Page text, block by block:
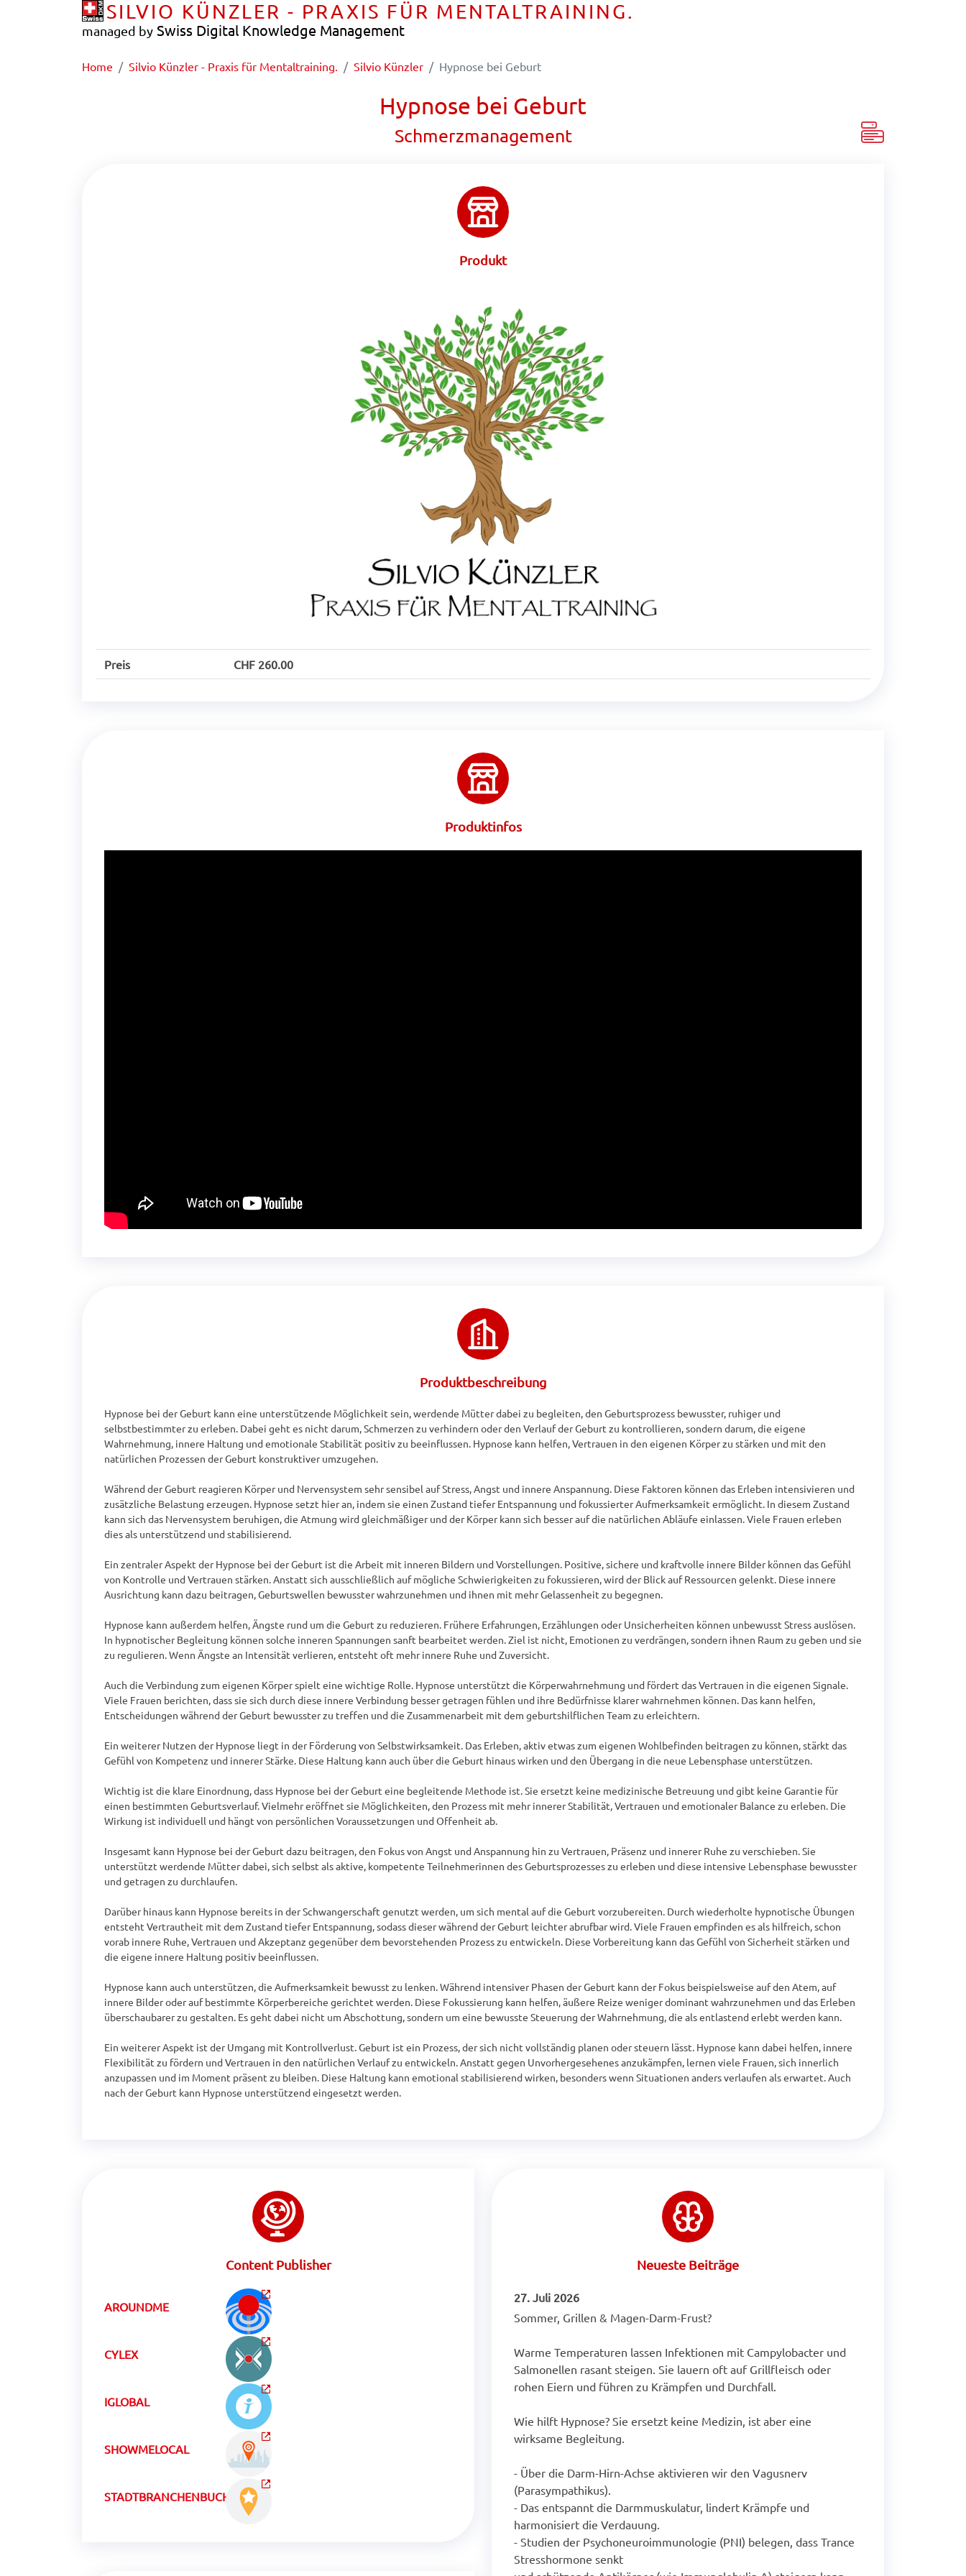
SILVIO KÜNZLER - PRAXIS FÜR MENTALTRAINING.
managed by Swiss Digital Knowledge Management
Home Silvio Künzler - Praxis für Mentaltraining. Silvio Künzler Hypnose bei Geburt
Hypnose bei Geburt
Schmerzmanagement
Produkt
Preis CHF 260.00
Produktinfos
Produktbeschreibung
Hypnose bei der Geburt kann eine unterstützende Möglichkeit sein, werdende Mütter dabei zu begleiten, den Geburtsprozess bewusster, ruhiger und
selbstbestimmter zu erleben. Dabei geht es nicht darum, Schmerzen zu verhindern oder den Verlauf der Geburt zu kontrollieren, sondern darum, die eigene
Wahrnehmung, innere Haltung und emotionale Stabilität positiv zu beeinflussen. Hypnose kann helfen, Vertrauen in den eigenen Körper zu stärken und mit den
natürlichen Prozessen der Geburt konstruktiver umzugehen.
Während der Geburt reagieren Körper und Nervensystem sehr sensibel auf Stress, Angst und innere Anspannung. Diese Faktoren können das Erleben intensivieren und
zusätzliche Belastung erzeugen. Hypnose setzt hier an, indem sie einen Zustand tiefer Entspannung und fokussierter Aufmerksamkeit ermöglicht. In diesem Zustand
kann sich das Nervensystem beruhigen, die Atmung wird gleichmäßiger und der Körper kann sich besser auf die natürlichen Abläufe einlassen. Viele Frauen erleben
dies als unterstützend und stabilisierend.
Ein zentraler Aspekt der Hypnose bei der Geburt ist die Arbeit mit inneren Bildern und Vorstellungen. Positive, sichere und kraftvolle innere Bilder können das Gefühl
von Kontrolle und Vertrauen stärken. Anstatt sich ausschließlich auf mögliche Schwierigkeiten zu fokussieren, wird der Blick auf Ressourcen gelenkt. Diese innere
Ausrichtung kann dazu beitragen, Geburtswellen bewusster wahrzunehmen und ihnen mit mehr Gelassenheit zu begegnen.
Hypnose kann außerdem helfen, Ängste rund um die Geburt zu reduzieren. Frühere Erfahrungen, Erzählungen oder Unsicherheiten können unbewusst Stress auslösen.
In hypnotischer Begleitung können solche inneren Spannungen sanft bearbeitet werden. Ziel ist nicht, Emotionen zu verdrängen, sondern ihnen Raum zu geben und sie
zu regulieren. Wenn Ängste an Intensität verlieren, entsteht oft mehr innere Ruhe und Zuversicht.
Auch die Verbindung zum eigenen Körper spielt eine wichtige Rolle. Hypnose unterstützt die Körperwahrnehmung und fördert das Vertrauen in die eigenen Signale.
Viele Frauen berichten, dass sie sich durch diese innere Verbindung besser getragen fühlen und ihre Bedürfnisse klarer wahrnehmen können. Das kann helfen,
Entscheidungen während der Geburt bewusster zu treffen und die Zusammenarbeit mit dem geburtshilflichen Team zu erleichtern.
Ein weiterer Nutzen der Hypnose liegt in der Förderung von Selbstwirksamkeit. Das Erleben, aktiv etwas zum eigenen Wohlbefinden beitragen zu können, stärkt das
Gefühl von Kompetenz und innerer Stärke. Diese Haltung kann auch über die Geburt hinaus wirken und den Übergang in die neue Lebensphase unterstützen.
Wichtig ist die klare Einordnung, dass Hypnose bei der Geburt eine begleitende Methode ist. Sie ersetzt keine medizinische Betreuung und gibt keine Garantie für
einen bestimmten Geburtsverlauf. Vielmehr eröffnet sie Möglichkeiten, den Prozess mit mehr innerer Stabilität, Vertrauen und emotionaler Balance zu erleben. Die
Wirkung ist individuell und hängt von persönlichen Voraussetzungen und Offenheit ab.
Insgesamt kann Hypnose bei der Geburt dazu beitragen, den Fokus von Angst und Anspannung hin zu Vertrauen, Präsenz und innerer Ruhe zu verschieben. Sie
unterstützt werdende Mütter dabei, sich selbst als aktive, kompetente Teilnehmerinnen des Geburtsprozesses zu erleben und diese intensive Lebensphase bewusster
und getragen zu durchlaufen.
Darüber hinaus kann Hypnose bereits in der Schwangerschaft genutzt werden, um sich mental auf die Geburt vorzubereiten. Durch wiederholte hypnotische Übungen
entsteht Vertrautheit mit dem Zustand tiefer Entspannung, sodass dieser während der Geburt leichter abrufbar wird. Viele Frauen empfinden es als hilfreich, schon
vorab innere Ruhe, Vertrauen und Akzeptanz gegenüber dem bevorstehenden Prozess zu entwickeln. Diese Vorbereitung kann das Gefühl von Sicherheit stärken und
die eigene innere Haltung positiv beeinflussen.
Hypnose kann auch unterstützen, die Aufmerksamkeit bewusst zu lenken. Während intensiver Phasen der Geburt kann der Fokus beispielsweise auf den Atem, auf
innere Bilder oder auf bestimmte Körperbereiche gerichtet werden. Diese Fokussierung kann helfen, äußere Reize weniger dominant wahrzunehmen und das Erleben
überschaubarer zu gestalten. Es geht dabei nicht um Abschottung, sondern um eine bewusste Steuerung der Wahrnehmung, die als entlastend erlebt werden kann.
Ein weiterer Aspekt ist der Umgang mit Kontrollverlust. Geburt ist ein Prozess, der sich nicht vollständig planen oder steuern lässt. Hypnose kann dabei helfen, innere
Flexibilität zu fördern und Vertrauen in den natürlichen Verlauf zu entwickeln. Anstatt gegen Unvorhergesehenes anzukämpfen, lernen viele Frauen, sich innerlich
anzupassen und im Moment präsent zu bleiben. Diese Haltung kann emotional stabilisierend wirken, besonders wenn Situationen anders verlaufen als erwartet. Auch
nach der Geburt kann Hypnose unterstützend eingesetzt werden.
Content Publisher
AROUNDME
CYLEX
IGLOBAL
SHOWMELOCAL
STADTBRANCHENBUCHCH
Neueste Beiträge
27. Juli 2026
Sommer, Grillen & Magen-Darm-Frust?
Warme Temperaturen lassen Infektionen mit Campylobacter und
Salmonellen rasant steigen. Sie lauern oft auf Grillfleisch oder
rohen Eiern und führen zu Krämpfen und Durchfall.
Wie hilft Hypnose? Sie ersetzt keine Medizin, ist aber eine
wirksame Begleitung.
- Über die Darm-Hirn-Achse aktivieren wir den Vagusnerv
(Parasympathikus).
- Das entspannt die Darmmuskulatur, lindert Krämpfe und
harmonisiert die Verdauung.
- Studien der Psychoneuroimmunologie (PNI) belegen, dass Trance
Stresshormone senkt